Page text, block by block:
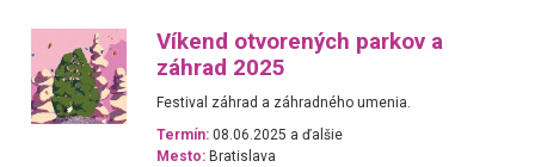
Víkend otvorených parkov a
záhrad 2025
Festival záhrad a záhradného umenia.
Termín: 08.06.2025 a ďalšie
Mesto: Bratislava